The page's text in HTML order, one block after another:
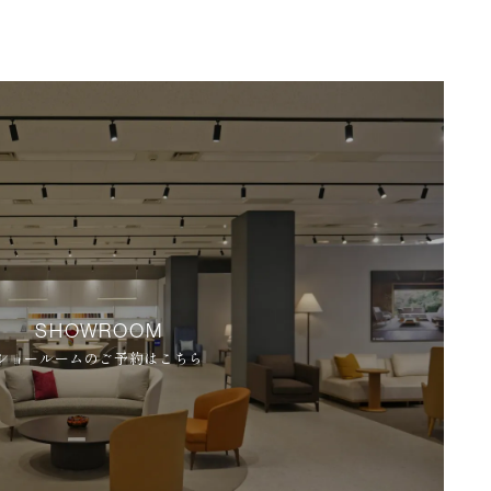
SHOWROOM
ョールームのご予約はこちら